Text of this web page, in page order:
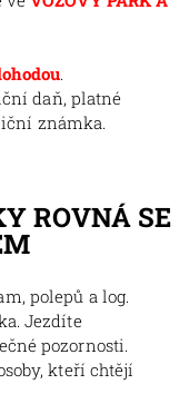
.
daň, platné
známka.
ROVNÁ SE
polepů a log.
Jezdíte
pozornosti.
kteří chtějí